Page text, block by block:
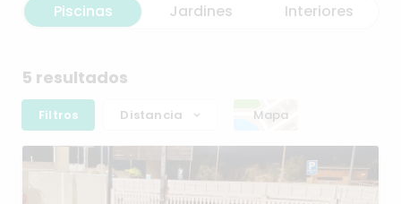
Piscinas Jardines Interiores
5 resultados
Filtros Distancia Mapa